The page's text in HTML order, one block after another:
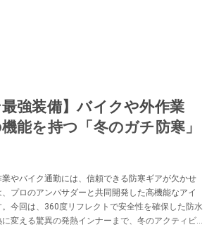
最強装備】バイクや外作業
能を持つ「冬のガチ防寒」
やバイク通勤には、信頼できる防寒ギアが欠かせ
プロのアンバサダーと共同開発した高機能なアイ
今回は、360度リフレクトで安全性を確保した防水
変える驚異の発熱インナーまで、冬のアクティビ